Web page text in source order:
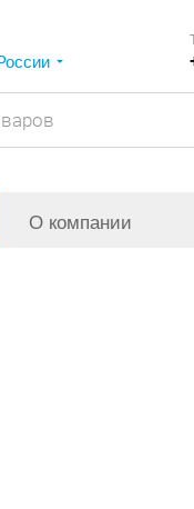
О компании